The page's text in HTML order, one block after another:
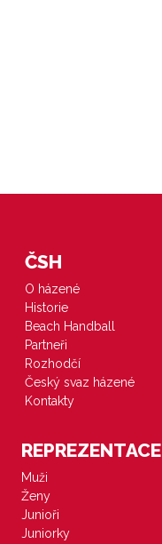
ČSH
O házené
Historie
Beach Handball
Partneři
Rozhodčí
Český svaz házené
Kontakty
REPREZENTACE
Muži
Ženy
Junioři
Juniorky